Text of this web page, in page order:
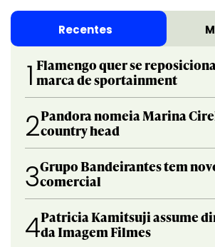
Recentes
1 Flamengo quer se
marca de sportainment
2Pandora nomeia Marina
country head
3Grupo Bandeirantes tem
comercial
4Patricia Kamitsuji assume
da Imagem Filmes